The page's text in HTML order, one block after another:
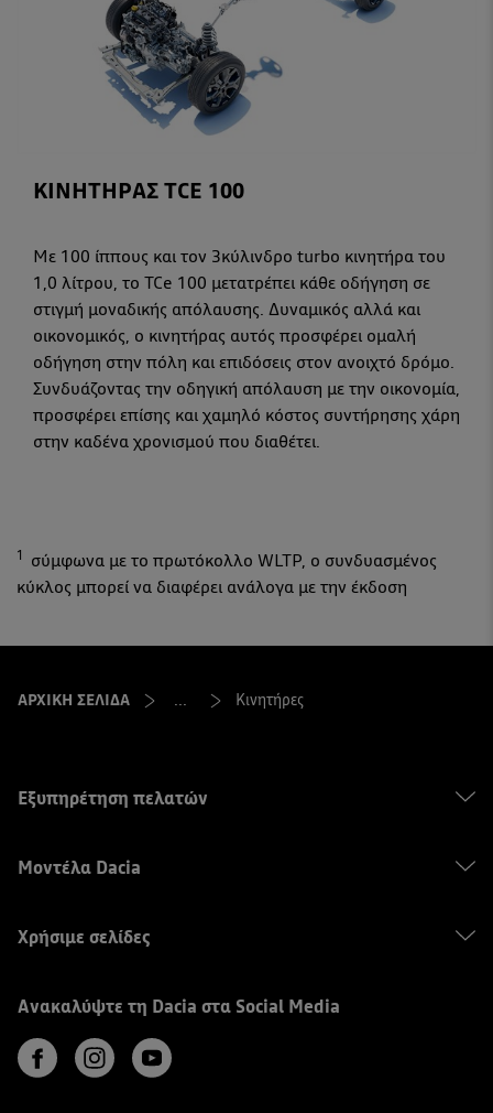
ΚΙΝΗΤΗΡΑΣ TCE 100
Με 100 ίππους και τον 3κύλινδρο turbo κινητήρα του
1,0 λίτρου, το TCe 100 μετατρέπει κάθε οδήγηση σε
στιγμή μοναδικής απόλαυσης. Δυναμικός αλλά και
οικονομικός, ο κινητήρας αυτός προσφέρει ομαλή
οδήγηση στην πόλη και επιδόσεις στον ανοιχτό δρόμο.
Συνδυάζοντας την οδηγική απόλαυση με την οικονομία,
προσφέρει επίσης και χαμηλό κόστος συντήρησης χάρη
στην καδένα χρονισμού που διαθέτει.
1 σύμφωνα με το πρωτόκολλο WLTP, ο συνδυασμένος
κύκλος μπορεί να διαφέρει ανάλογα με την έκδοση